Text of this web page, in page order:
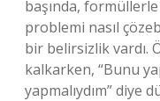
başında,
problemi nasıl
bir belirsizlik vardı.
kalkarken, “Bunu
yapmalıydım” diye